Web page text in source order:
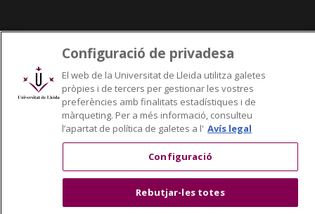
Xarxes universitàries
Configuració de privadesa
El web de la Universitat de Lleida utilitza galetes
pròpies i de tercers per gestionar les vostres
preferències amb finalitats estadístiques i de
màrqueting. Per a més informació, consulteu
l’apartat de política de galetes a l' Avís legal
Configuració
Rebutjar-les totes